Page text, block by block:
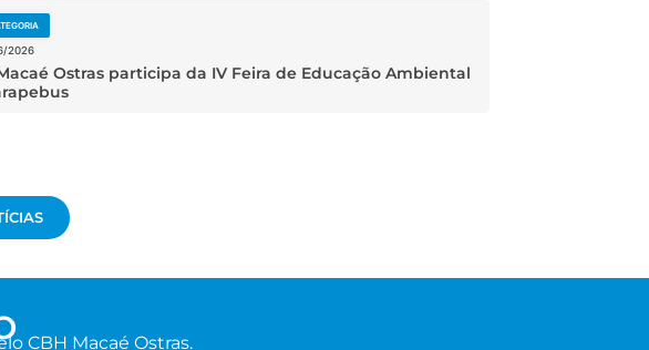
2026
Ostras participa da IV Feira de Educação Ambiental
CBH Macaé Ostras.